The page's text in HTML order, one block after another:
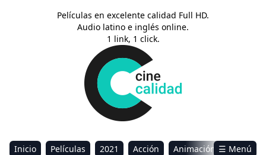
Películas en excelente calidad Full HD.
Audio latino e inglés online.
1 link, 1 click.
Inicio Películas 2021 Acción
Animación ☰ Menú